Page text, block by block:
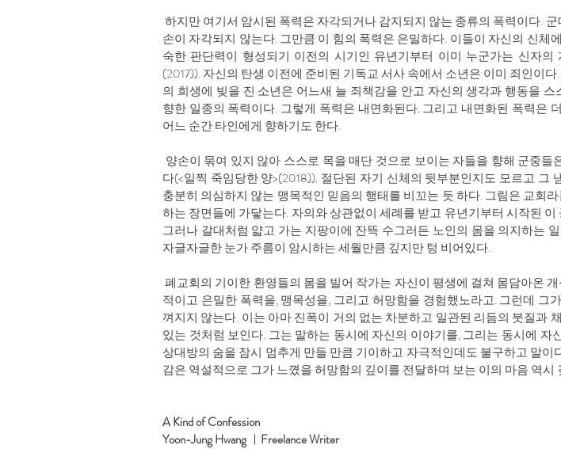
하지만 여기서 암시된 폭력은 자각되거나 감지되지 않는 종류의 폭력이다.
손이 자각되지 않는다. 그만큼 이 힘의 폭력은 은밀하다. 이들이 자신의 신
숙한 판단력이 형성되기 이전의 시기인 유년기부터 이미 누군가는 신자
(2017)). 자신의 탄생 이전에 준비된 기독교 서사 속에서 소년은 이미 죄인이
의 희생에 빚을 진 소년은 어느새 늘 죄책감을 안고 자신의 생각과 행동을
향한 일종의 폭력이다. 그렇게 폭력은 내면화된다. 그리고 내면화된 폭력은
어느 순간 타인에게 향하기도 한다.
양손이 묶여 있지 않아 스스로 목을 매단 것으로 보이는 자들을 향해 군중
다(<일찍 죽임당한 양>(2018)). 절단된 자기 신체의 뒷부분인지도 모르고
충분히 의심하지 않는 맹목적인 믿음의 행태를 비꼬는 듯 하다. 그림은 교회
하는 장면들에 가닿는다. 자의와 상관없이 세례를 받고 유년기부터 시작된
그러나 갈대처럼 얇고 가는 지팡이에 잔뜩 수그러든 노인의 몸을 의지하는
자글자글한 눈가 주름이 암시하는 세월만큼 깊지만 텅 비어있다.
폐교회의 기이한 환영들의 몸을 빌어 작가는 자신이 평생에 걸쳐 몸담아온
적이고 은밀한 폭력을, 맹목성을, 그리고 허망함을 경험했노라고. 그런데
껴지지 않는다. 이는 아마 진폭이 거의 없는 차분하고 일관된 리듬의 붓질과
있는 것처럼 보인다. 그는 말하는 동시에 자신의 이야기를, 그리는 동시에
상대방의 숨을 잠시 멈추게 만들 만큼 기이하고 자극적인데도 불구하고 말
감은 역설적으로 그가 느꼈을 허망함의 깊이를 전달하며 보는 이의 마음 역시
A Kind of Confession
Yoon-Jung Hwang ㅣ Freelance Writer